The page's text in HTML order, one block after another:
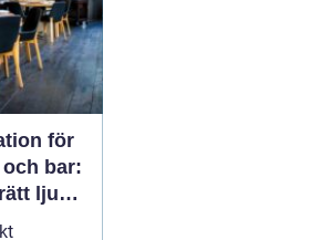
för
bar:
ljud
och